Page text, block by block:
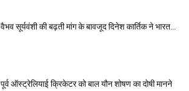
वैभव सूर्यवंशी की बढ़ती मांग के बावजूद दिनेश कार्तिक ने भारत...
पूर्व ऑस्ट्रेलियाई क्रिकेटर को बाल यौन शोषण का दोषी मानने